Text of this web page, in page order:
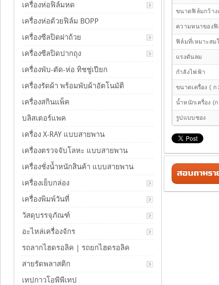
ขนาดฟิล์มกว้าง
ความหนาของ
ฟิล์มที่เหมาะสม
แรงดันลม
กำลังไฟฟ้า
ขนาดเครื่อง ( ก
น้ำหนักเครื่อง (
รูปแบบซอง
สอบถามรา
เครื่องห่อฟิล์มหด
เครื่องห่อด้วยฟิล์ม BOPP
เครื่องซีลปิดฝาถ้วย
เครื่องซีลปิดปากถุง
เครื่องพับ-ตัด-ห่อ ทิชชู่เปียก
เครื่องรัดผ้า พร้อมพับผ้าอัตโนมัติ
เครื่องสกินแพ็ค
บลิสเตอร์แพค
เครื่อง X-RAY แบบสายพาน
เครื่องตรวจจับโลหะ แบบสายพาน
เครื่องชั่งน้ำหนักสินค้า แบบสายพาน
เครื่องเย็บกล่อง
เครื่องพิมพ์วันที่
วัสดุบรรจุภัณฑ์
อะไหล่เครื่องจักร
รถลากไฮดรอลิค | รถยกไฮดรอลิค
สายรัดพลาสติก
เทปกาวโอพีพีเทป